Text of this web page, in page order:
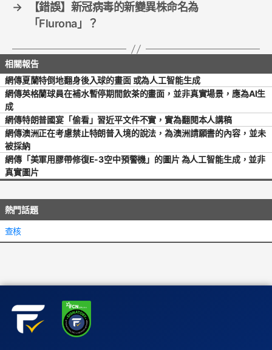
→
【錯誤】新冠病毒的新變異株命名為
「Flurona」？
網傳夏蘭特倒地翻身後入球的畫面 或為人工智能生成
網傳英格蘭球員在補水暫停期間飲茶的畫面，並非真實場景，應為AI生
成
網傳特朗普國宴「偷看」習近平文件不實，實為翻閱本人講稿
網傳澳洲正在考慮禁止特朗普入境的說法，為澳洲請願書的內容，並未
被採納
網傳「美軍用膠帶修復E-3空中預警機」的圖片 為人工智能生成，並非
真實圖片
熱門話題
查核